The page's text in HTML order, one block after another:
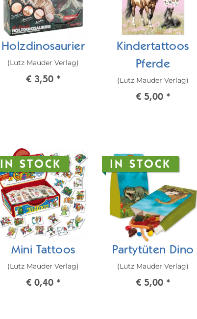
Holzdinosaurier
(Lutz Mauder Verlag)
€ 3,50 *
Kindertattoos
Pferde
(Lutz Mauder Verlag)
€ 5,00 *
IN STOCK
Mini Tattoos
(Lutz Mauder Verlag)
€ 0,40 *
IN STOCK
Partytüten Dino
(Lutz Mauder Verlag)
€ 5,00 *